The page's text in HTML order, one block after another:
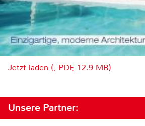
Jetzt laden (, PDF, 12.9 MB)
Unsere Partner: